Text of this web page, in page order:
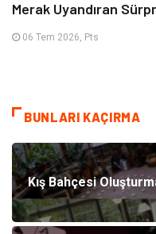
Merak Uyandıran
06 Tem 2026, Pts
BUNLARI KAÇIRMA
Kış Bahçesi